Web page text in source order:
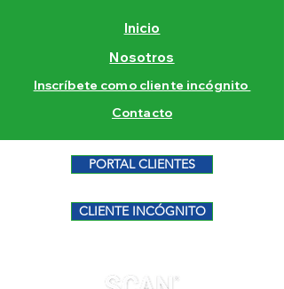
Inicio
Nosotros
Inscríbete como cliente incógnito
Contacto
PORTAL CLIENTES
CLIENTE INCÓGNITO